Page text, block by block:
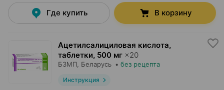
Где купить В корзину
Ацетилсалициловая кислота,
таблетки, 500 мг ×20
БЗМП , Беларусь • без рецепта
Инструкция